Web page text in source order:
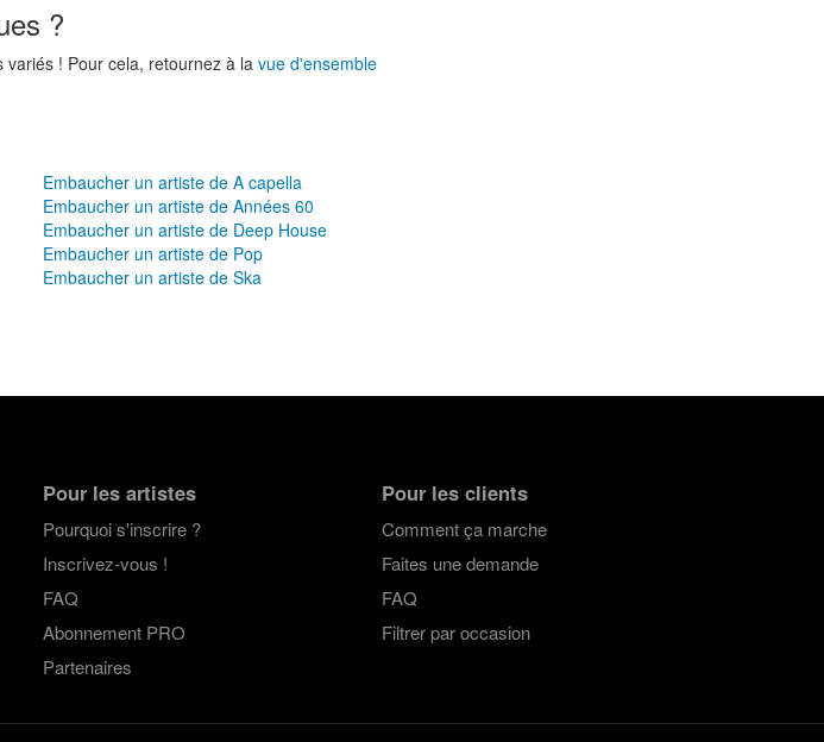
?
! Pour cela, retournez à la vue d'ensemble
Embaucher un artiste de A capella
Embaucher un artiste de Années 60
Embaucher un artiste de Deep House
Embaucher un artiste de Pop
Embaucher un artiste de Ska
Pour les artistes
Pourquoi s'inscrire ?
Inscrivez-vous !
FAQ
Abonnement PRO
Partenaires
Pour les clients
Comment ça marche
Faites une demande
FAQ
Filtrer par occasion